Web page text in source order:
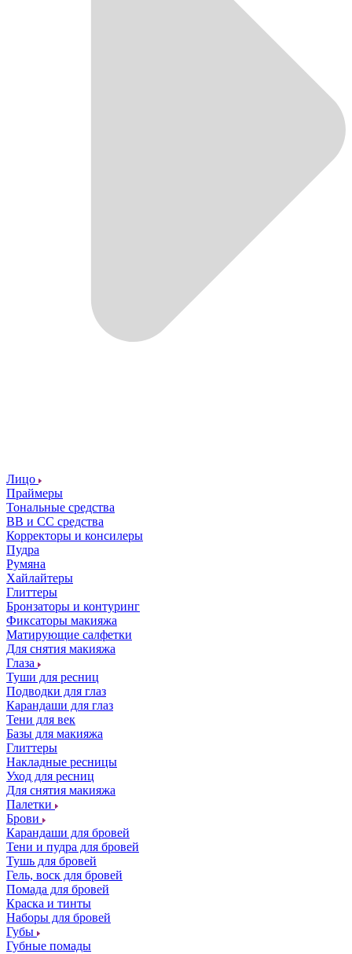
Лицо
Праймеры
Тональные средства
ВВ и СС средства
Корректоры и консилеры
Пудра
Румяна
Хайлайтеры
Глиттеры
Бронзаторы и контуринг
Фиксаторы макияжа
Матирующие салфетки
Для снятия макияжа
Глаза
Туши для ресниц
Подводки для глаз
Карандаши для глаз
Тени для век
Базы для макияжа
Глиттеры
Накладные ресницы
Уход для ресниц
Для снятия макияжа
Палетки
Брови
Карандаши для бровей
Тени и пудра для бровей
Тушь для бровей
Гель, воск для бровей
Помада для бровей
Краска и тинты
Наборы для бровей
Губы
Губные помады